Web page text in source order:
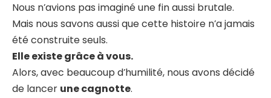
Nous n’avions pas imaginé une fin aussi brutale.
Mais nous savons aussi que cette histoire n’a jamais
été construite seuls.
Elle existe grâce à vous.
Alors, avec beaucoup d’humilité, nous avons décidé
de lancer une cagnotte.